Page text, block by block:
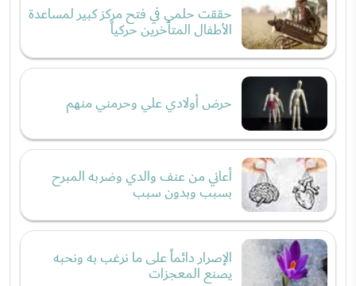
حققت حلمي في فتح مركز كبير لمساعدة
الأطفال المتأخرين حركياً
حرض أولادي علي وحرمني منهم
أعاني من عنف والدي وضربه المبرح
بسبب وبدون سبب
الإصرار دائماً على ما نرغب به ونحبه
يصنع المعجزات